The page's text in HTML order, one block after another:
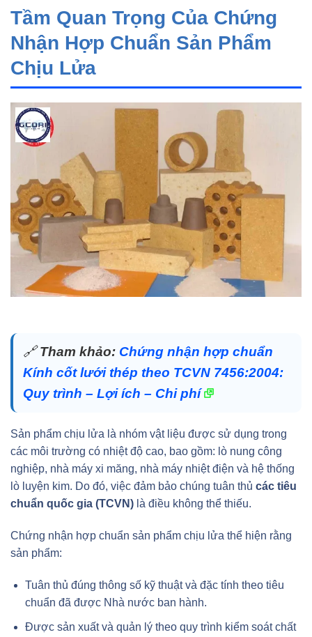
Tầm Quan Trọng Của Chứng
Nhận Hợp Chuẩn Sản Phẩm
Chịu Lửa
🔗Tham khảo: Chứng nhận hợp chuẩn
Kính cốt lưới thép theo TCVN 7456:2004:
Quy trình – Lợi ích – Chi phí
Sản phẩm chịu lửa là nhóm vật liệu được sử dụng trong
các môi trường có nhiệt độ cao, bao gồm: lò nung công
nghiệp, nhà máy xi măng, nhà máy nhiệt điện và hệ thống
lò luyện kim. Do đó, việc đảm bảo chúng tuân thủ các tiêu
chuẩn quốc gia (TCVN) là điều không thể thiếu.
Chứng nhận hợp chuẩn sản phẩm chịu lửa thể hiện rằng
sản phẩm:
Tuân thủ đúng thông số kỹ thuật và đặc tính theo tiêu
chuẩn đã được Nhà nước ban hành.
Được sản xuất và quản lý theo quy trình kiểm soát chất